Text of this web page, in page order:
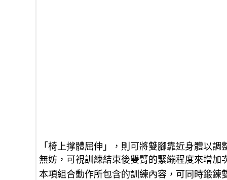
「椅上撑體屈伸」，則可將雙腳靠近身體以
無妨，可視訓練結束後雙臂的緊繃程度來增加
本項組合動作所包含的訓練內容，可同時鍛